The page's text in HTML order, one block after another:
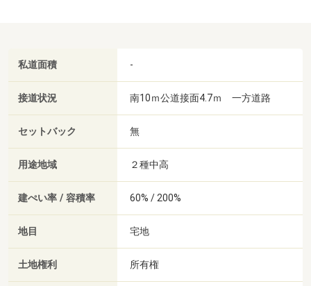
私道面積 -
接道状況 南10ｍ公道接面4.7ｍ 一方道路
セットバック 無
用途地域 ２種中高
建ぺい率 / 容積率 60% / 200%
地目 宅地
土地権利 所有権